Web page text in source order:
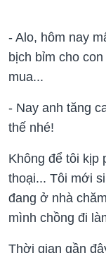
- Alo, hôm nay
bịch bỉm cho
mua...
- Nay anh tăng
thế nhé!
Không để tôi kịp
thoại... Tôi mới
đang ở nhà
mình chồng đi
Thời gian gần